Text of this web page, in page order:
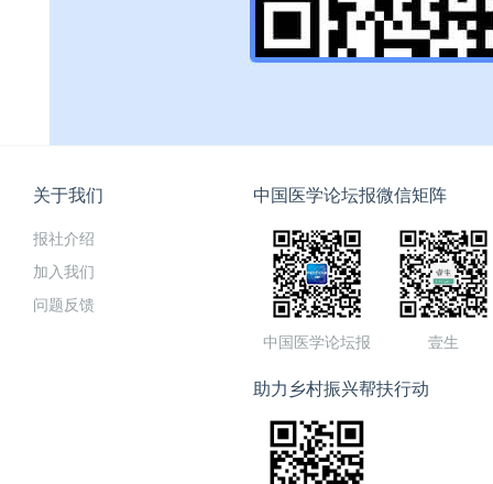
关于我们
报社介绍
加入我们
问题反馈
中国医学论坛报微信矩阵
中国医学论坛报 壹生
助力乡村振兴帮扶行动